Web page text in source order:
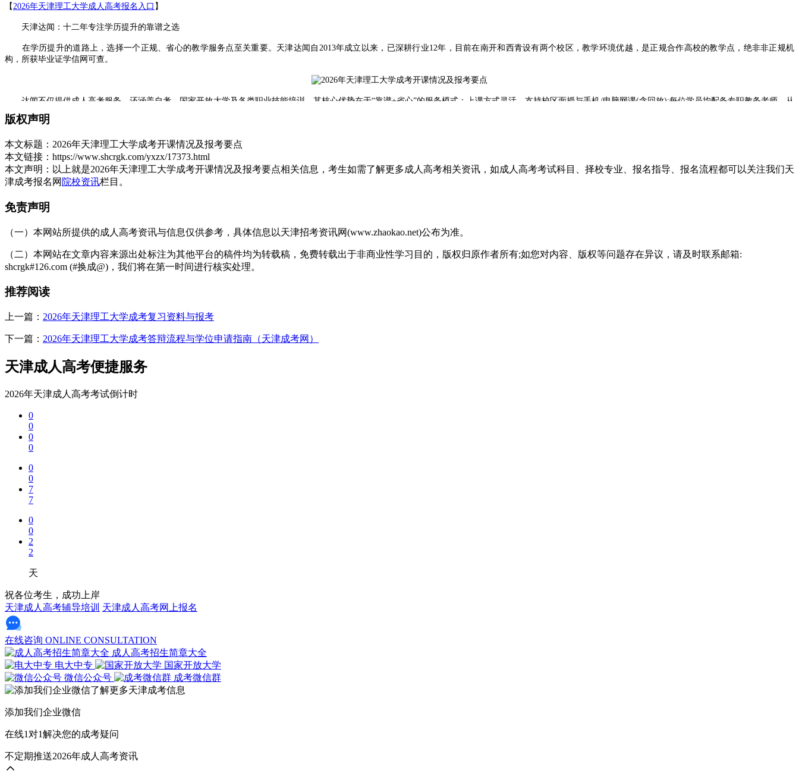
【 2026年天津理工大学成人高考报名入口 】
天津达闻：十二年专注学历提升的靠谱之选
在学历提升的道路上，选择一个正规、省心的教学服务点至关重要。天津达闻自2013年成立以来，已深耕行业12年，目前在南开和西青设有两个校区，教学环境优越，是正规合作高校的教学点，绝非非正规机
构，所获毕业证学信网可查。
达闻不仅提供成人高考服务，还涵盖自考、国家开放大学及各类职业技能培训。其核心优势在于“靠谱+省心”的服务模式：上课方式灵活，支持校区面授与手机/电脑网课(含回放);每位学员均配备专职教务老师，从
报名、选课到毕业手续全程一对一跟进。无论是初高中起点的在职人员，还是想专本套读的在校生，这里都能提供定制化的提升方案。
展开全文
版权声明
本文标题： 2026年天津理工大学成考开课情况及报考要点
本文链接： https://www.shcrgk.com/yxzx/17373.html
本文声明： 以上就是2026年天津理工大学成考开课情况及报考要点相关信息，考生如需了解更多成人高考相关资讯，如成人高考考试科目、择校专业、报名指导、报名流程都可以关注我们天
津成考报名网 院校资讯栏目。
免责声明
（一）本网站所提供的成人高考资讯与信息仅供参考，具体信息以天津招考资讯网(www.zhaokao.net)公布为准。
（二）本网站在文章内容来源出处标注为其他平台的稿件均为转载稿，免费转载出于非商业性学习目的，版权归原作者所有;如您对内容、版权等问题存在异议，请及时联系邮箱:
shcrgk#126.com (#换成@)，我们将在第一时间进行核实处理。
推荐阅读
上一篇： 2026年天津理工大学成考复习资料与报考
下一篇： 2026年天津理工大学成考答辩流程与学位申请指南（天津成考网）
天津成人高考便捷服务
2026年天津成人高考考试倒计时
0
0
0
0
0
0
7
7
0
0
2
2
天
祝各位考生，成功上岸
天津成人高考辅导培训 天津成人高考网上报名
在线咨询 ONLINE CONSULTATION
成人高考招生简章大全
电大中专
国家开放大学
微信公众号
成考微信群
添加我们企业微信
在线1对1解决您的成考疑问
不定期推送2026年成人高考资讯